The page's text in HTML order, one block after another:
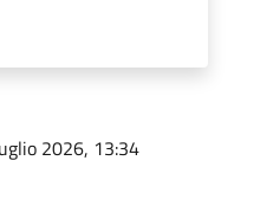
2026, 13:34